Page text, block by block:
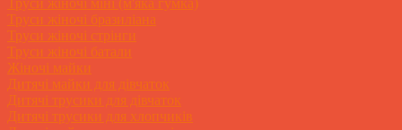
Труси жіночі бразиліана
Труси жіночі стрінги
Труси жіночі батали
Жіночі майки
Дитячі майки для дівчаток
Дитячі трусики для дівчаток
Дитячі трусики для хлопчиків